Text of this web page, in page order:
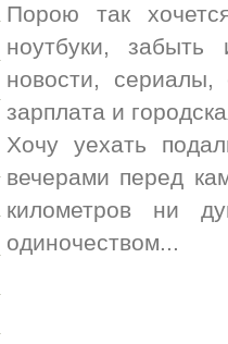
Порою так
ноутбуки, забыть
новости, сериалы,
зарплата и
Хочу уехать
вечерами перед
километров ни
одиночеством...